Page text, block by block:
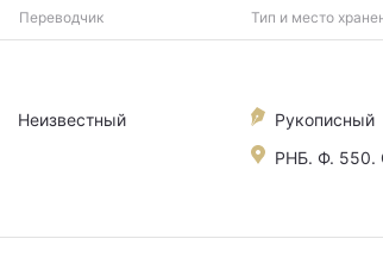
Переводчик Тип и место
Неизвестный
Рукописный
РНБ. Ф. 550.